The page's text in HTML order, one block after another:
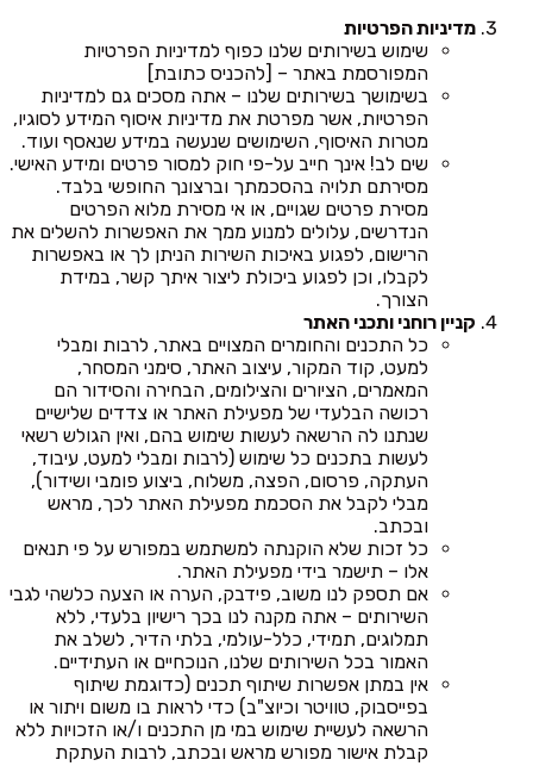
מדיניות הפרטיות
שימוש בשירותים שלנו כפוף למדיניות הפרטיות
המפורסמת באתר – [להכניס כתובת]
בשימושך בשירותים שלנו – אתה מסכים גם למדיניות
הפרטיות, אשר מפרטת את מדיניות איסוף המידע לסוגיו,
מטרות האיסוף, השימושים שנעשה במידע שנאסף ועוד.
שים לב! אינך חייב על-פי חוק למסור פרטים ומידע האישי.
מסירתם תלויה בהסכמתך וברצונך החופשי בלבד.
מסירת פרטים שגויים, או אי מסירת מלוא הפרטים
הנדרשים, עלולים למנוע ממך את האפשרות להשלים את
הרישום, לפגוע באיכות השירות הניתן לך או באפשרות
לקבלו, וכן לפגוע ביכולת ליצור איתך קשר, במידת
הצורך.
קניין רוחני ותכני האתר
כל התכנים והחומרים המצויים באתר, לרבות ומבלי
למעט, קוד המקור, עיצוב האתר, סימני המסחר,
המאמרים, הציורים והצילומים, הבחירה והסידור הם
רכושה הבלעדי של מפעילת האתר או צדדים שלישיים
שנתנו לה הרשאה לעשות שימוש בהם, ואין הגולש רשאי
לעשות בתכנים כל שימוש (לרבות ומבלי למעט, עיבוד,
העתקה, פרסום, הפצה, משלוח, ביצוע פומבי ושידור),
מבלי לקבל את הסכמת מפעילת האתר לכך, מראש
ובכתב.
כל זכות שלא הוקנתה למשתמש במפורש על פי תנאים
אלו – תישמר בידי מפעילת האתר.
אם תספק לנו משוב, פידבק, הערה או הצעה כלשהי לגבי
השירותים – אתה מקנה לנו בכך רישיון בלעדי, ללא
תמלוגים, תמידי, כלל-עולמי, בלתי הדיר, לשלב את
האמור בכל השירותים שלנו, הנוכחיים או העתידיים.
אין במתן אפשרות שיתוף תכנים (כדוגמת שיתוף
בפייסבוק, טוויטר וכיוצ"ב) כדי לראות בו משום ויתור או
הרשאה לעשיית שימוש במי מן התכנים ו/או הזכויות ללא
קבלת אישור מפורש מראש ובכתב, לרבות העתקת